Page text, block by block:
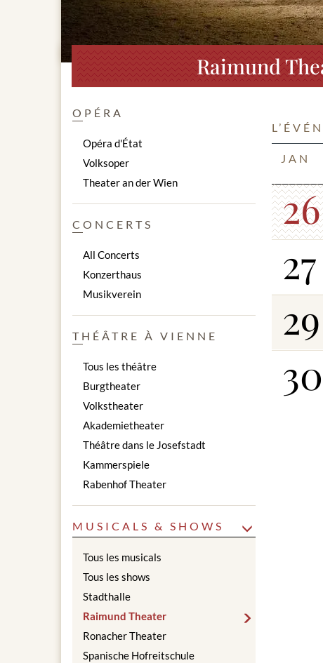
Raimund
JAN
26
27
29
30
OPÉRA
Opéra d'État
Volksoper
Theater an der Wien
CONCERTS
All Concerts
Konzerthaus
Musikverein
THÉÂTRE À VIENNE
Tous les théâtre
Burgtheater
Volkstheater
Akademietheater
Théâtre dans le Josefstadt
Kammerspiele
Rabenhof Theater
MUSICALS & SHOWS
Tous les musicals
Tous les shows
Stadthalle
Raimund Theater
Ronacher Theater
Spanische Hofreitschule